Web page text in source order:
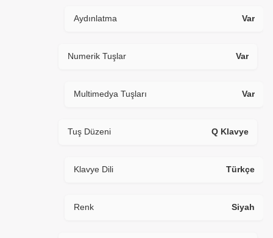
Aydınlatma Var
Numerik Tuşlar Var
Multimedya Tuşları Var
Tuş Düzeni Q Klavye
Klavye Dili Türkçe
Renk Siyah